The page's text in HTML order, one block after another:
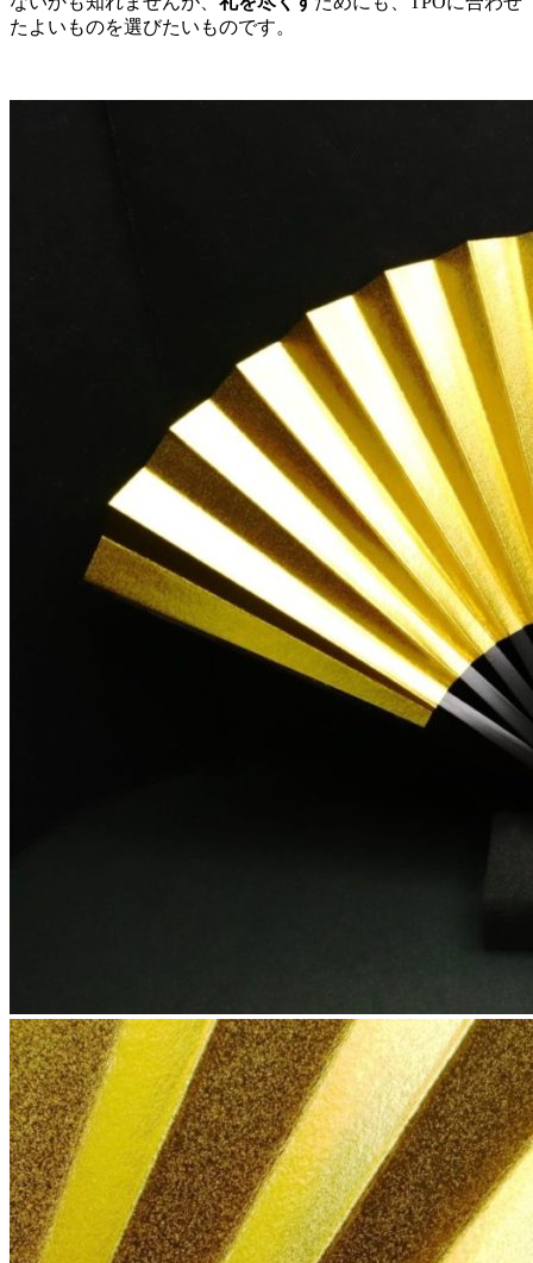
たよいものを選びたいものです。